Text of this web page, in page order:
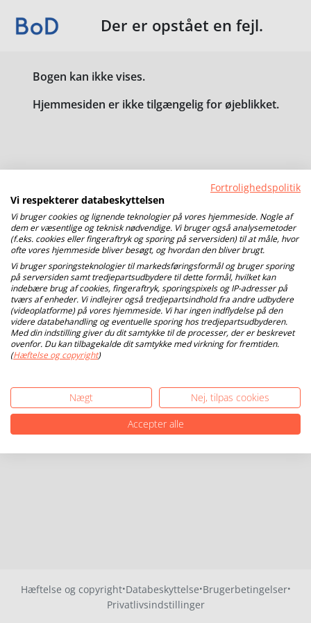
Der er opstået en fejl.
Bogen kan ikke vises.
Hjemmesiden er ikke tilgængelig for øjeblikket.
Hæftelse og copyright·Databeskyttelse·Brugerbetingelser·
Privatlivsindstillinger
Fortrolighedspolitik
Vi respekterer databeskyttelsen
Vi bruger cookies og lignende teknologier på vores hjemmeside. Nogle af
dem er væsentlige og teknisk nødvendige. Vi bruger også analysemetoder
(f.eks. cookies eller fingeraftryk og sporing på serversiden) til at måle, hvor
ofte vores hjemmeside bliver besøgt, og hvordan den bliver brugt.
Vi bruger sporingsteknologier til markedsføringsformål og bruger sporing
på serversiden samt tredjepartsudbydere til dette formål, hvilket kan
indebære brug af cookies, fingeraftryk, sporingspixels og IP-adresser på
tværs af enheder. Vi indlejrer også tredjepartsindhold fra andre udbydere
(videoplatforme) på vores hjemmeside. Vi har ingen indflydelse på den
videre databehandling og eventuelle sporing hos tredjepartsudbyderen.
Med din indstilling giver du dit samtykke til de processer, der er beskrevet
ovenfor. Du kan tilbagekalde dit samtykke med virkning for fremtiden.
(Hæftelse og copyright)
Nægt
Nej, tilpas cookies
Accepter alle